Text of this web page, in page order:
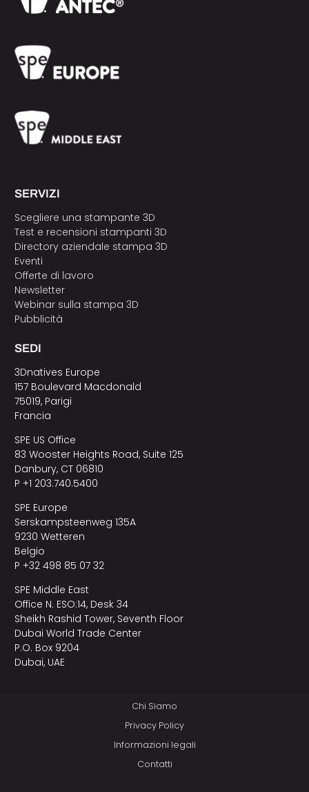
SERVIZI
Scegliere una stampante 3D
Test e recensioni stampanti 3D
Directory aziendale stampa 3D
Eventi
Offerte di lavoro
Newsletter
Webinar sulla stampa 3D
Pubblicità
SEDI
3Dnatives Europe
157 Boulevard Macdonald
75019, Parigi
Francia
SPE US Office
83 Wooster Heights Road, Suite 125
Danbury, CT 06810
P +1 203.740.5400
SPE Europe
Serskampsteenweg 135A
9230 Wetteren
Belgio
P +32 498 85 07 32
SPE Middle East
Office N. ESO:14, Desk 34
Sheikh Rashid Tower, Seventh Floor
Dubai World Trade Center
P.O. Box 9204
Dubai, UAE
Chi Siamo
Privacy Policy
Informazioni legali
Contatti